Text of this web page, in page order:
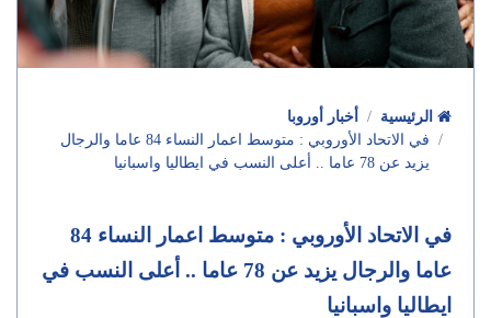
أخبار أوروبا
في الاتحاد الأوروبي : متوسط اعمار النساء 84 عاما والرجال
يزيد عن 78 عاما .. أعلى النسب في ايطاليا واسبانيا
في الاتحاد الأوروبي : متوسط اعمار النساء 84
عاما والرجال يزيد عن 78 عاما .. أعلى النسب في
ايطاليا واسبانيا